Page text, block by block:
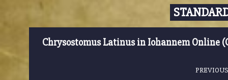
Chrysostomus Latinus in Iohannem Online